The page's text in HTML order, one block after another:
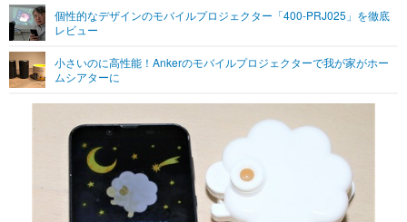
グラビア
ショッピング その他
その他
プッシュ通知の停止方法
個性的なデザインのモバイルプロジェクター「400-PRJ025」を徹底
レビュー
小さいのに高性能！Ankerのモバイルプロジェクターで我が家がホー
ムシアターに